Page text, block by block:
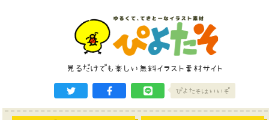
見るだけでも楽しい無料イラスト素材サイト
ぴよたそはいいぞ